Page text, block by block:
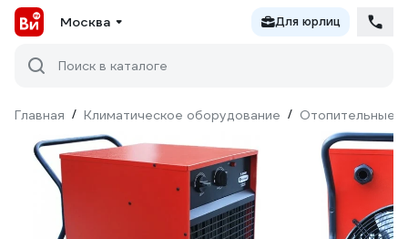
Москва Для юрлиц
Поиск в каталоге
Главная / Климатическое оборудование / Отопительные